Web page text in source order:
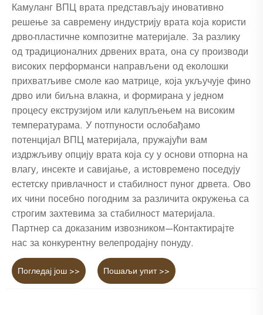
Камуланг ВПЦ врата представљају иновативно
решење за савремену индустрију врата која користи
дрво-пластичне композитне материјале. За разлику
од традиционалних дрвених врата, она су производи
високих перформанси направљени од еколошки
прихватљиве смоле као матрице, која укључује фино
дрво или биљна влакна, и формирана у једном
процесу екструзијом или калупљењем на високим
температурама. У потпуности ослобађамо
потенцијал ВПЦ материјала, пружајући вам
издржљиву опцију врата која су у основи отпорна на
влагу, инсекте и савијање, а истовремено поседују
естетску привлачност и стабилност пуног дрвета. Ово
их чини посебно погодним за различита окружења са
строгим захтевима за стабилност материјала.
Партнер са доказаним извозником—Контактирајте
нас за конкурентну велепродајну понуду.
Погледај још >> Пошаљи упит >>